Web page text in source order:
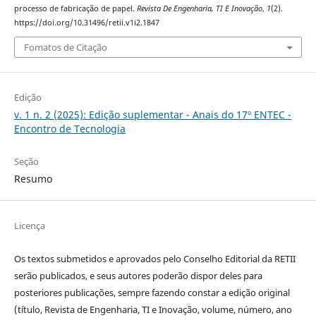
processo de fabricação de papel. Revista De Engenharia, TI E Inovação, 1(2).
https://doi.org/10.31496/retii.v1i2.1847
Fomatos de Citação
Edição
v. 1 n. 2 (2025): Edição suplementar - Anais do 17º ENTEC -
Encontro de Tecnologia
Seção
Resumo
Licença
Os textos submetidos e aprovados pelo Conselho Editorial da RETII
serão publicados, e seus autores poderão dispor deles para
posteriores publicações, sempre fazendo constar a edição original
(título, Revista de Engenharia, TI e Inovação, volume, número, ano